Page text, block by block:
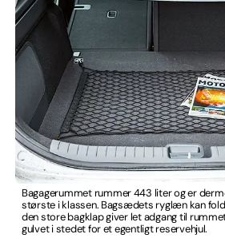
Bagagerummet rummer 443 liter og er
største i klassen. Bagsædets ryglæn kan
den store bagklap giver let adgang til
gulvet i stedet for et egentligt reservehjul.